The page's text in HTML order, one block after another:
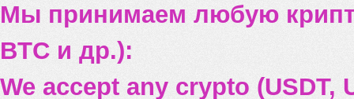
Мы принимаем любую
BTC и др.):
We accept any crypto (USDT,